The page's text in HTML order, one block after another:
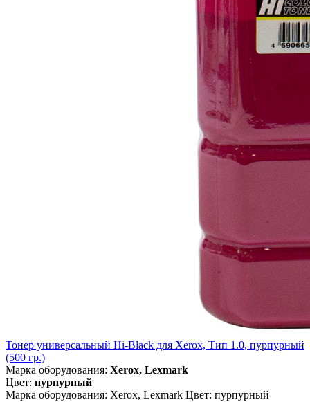
Тонер универсальный Hi-Black для Xerox, Тип 1.0, пурпурный
(500 гр.)
Марка оборудования: Xerox, Lexmark
Цвет: пурпурный
Марка оборудования: Xerox, Lexmark Цвет: пурпурный